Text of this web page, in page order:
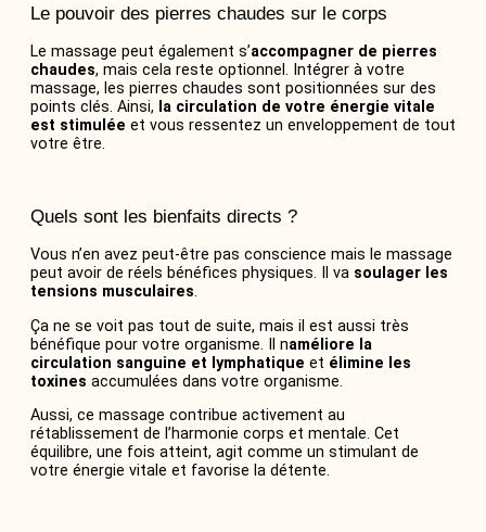
Le pouvoir des pierres chaudes sur le corps
Le massage peut également s’accompagner de pierres
chaudes, mais cela reste optionnel. Intégrer à votre
massage, les pierres chaudes sont positionnées sur des
points clés. Ainsi, la circulation de votre énergie vitale
est stimulée et vous ressentez un enveloppement de tout
votre être.
Quels sont les bienfaits directs ?
Vous n’en avez peut-être pas conscience mais le massage
peut avoir de réels bénéfices physiques. Il va soulager les
tensions musculaires.
Ça ne se voit pas tout de suite, mais il est aussi très
bénéfique pour votre organisme. Il naméliore la
circulation sanguine et lymphatique et élimine les
toxines accumulées dans votre organisme.
Aussi, ce massage contribue activement au
rétablissement de l’harmonie corps et mentale. Cet
équilibre, une fois atteint, agit comme un stimulant de
votre énergie vitale et favorise la détente.